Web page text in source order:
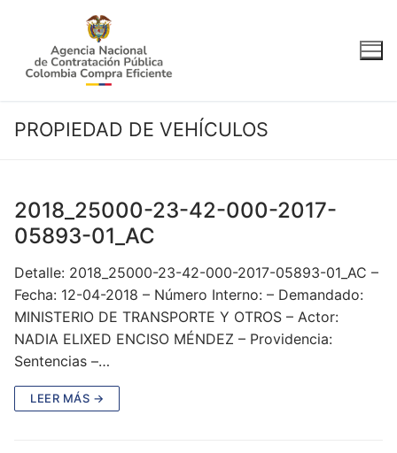
contenido
PROPIEDAD DE VEHÍCULOS
2018_25000-23-42-000-2017-
05893-01_AC
Detalle: 2018_25000-23-42-000-2017-05893-01_AC –
Fecha: 12-04-2018 – Número Interno: – Demandado:
MINISTERIO DE TRANSPORTE Y OTROS – Actor:
NADIA ELIXED ENCISO MÉNDEZ – Providencia:
Sentencias –…
LEER MÁS →